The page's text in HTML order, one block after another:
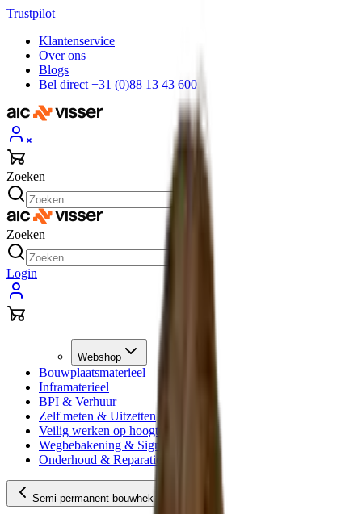
Trustpilot
Klantenservice
Over ons
Blogs
Bel direct +31 (0)88 13 43 600
Zoeken
Zoeken
Login
Webshop
Bouwplaatsmaterieel
Inframaterieel
BPI & Verhuur
Zelf meten & Uitzetten
Veilig werken op hoogte
Wegbebakening & Signing
Onderhoud & Reparatie
Semi-permanent bouwhek